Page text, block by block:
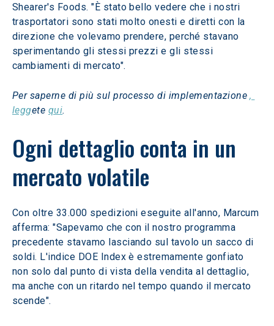
Shearer's Foods. "È stato bello vedere che i nostri
trasportatori sono stati molto onesti e diretti con la
direzione che volevamo prendere, perché stavano
sperimentando gli stessi prezzi e gli stessi
cambiamenti di mercato".
Per saperne di più sul processo di implementazione ,
leggete qui.
Ogni dettaglio conta in un
mercato volatile
Con oltre 33.000 spedizioni eseguite all'anno, Marcum
afferma: "Sapevamo che con il nostro programma
precedente stavamo lasciando sul tavolo un sacco di
soldi. L'indice DOE Index è estremamente gonfiato
non solo dal punto di vista della vendita al dettaglio,
ma anche con un ritardo nel tempo quando il mercato
scende".